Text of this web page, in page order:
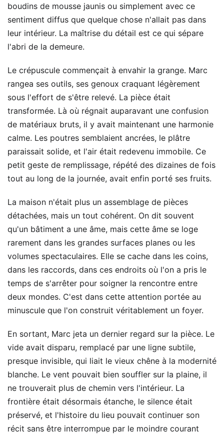
boudins de mousse jaunis ou simplement avec ce
sentiment diffus que quelque chose n'allait pas dans
leur intérieur. La maîtrise du détail est ce qui sépare
l'abri de la demeure.
Le crépuscule commençait à envahir la grange. Marc
rangea ses outils, ses genoux craquant légèrement
sous l'effort de s'être relevé. La pièce était
transformée. Là où régnait auparavant une confusion
de matériaux bruts, il y avait maintenant une harmonie
calme. Les poutres semblaient ancrées, le plâtre
paraissait solide, et l'air était redevenu immobile. Ce
petit geste de remplissage, répété des dizaines de fois
tout au long de la journée, avait enfin porté ses fruits.
La maison n'était plus un assemblage de pièces
détachées, mais un tout cohérent. On dit souvent
qu'un bâtiment a une âme, mais cette âme se loge
rarement dans les grandes surfaces planes ou les
volumes spectaculaires. Elle se cache dans les coins,
dans les raccords, dans ces endroits où l'on a pris le
temps de s'arrêter pour soigner la rencontre entre
deux mondes. C'est dans cette attention portée au
minuscule que l'on construit véritablement un foyer.
En sortant, Marc jeta un dernier regard sur la pièce. Le
vide avait disparu, remplacé par une ligne subtile,
presque invisible, qui liait le vieux chêne à la modernité
blanche. Le vent pouvait bien souffler sur la plaine, il
ne trouverait plus de chemin vers l'intérieur. La
frontière était désormais étanche, le silence était
préservé, et l'histoire du lieu pouvait continuer son
récit sans être interrompue par le moindre courant